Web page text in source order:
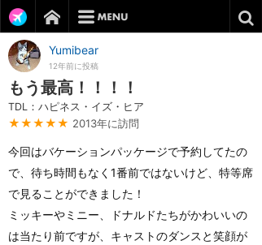
Yumibear
12年前に投稿
もう最高！！！！
TDL：ハピネス・イズ・ヒア
★★★★★ 2013年に訪問
今回はバケーションパッケージで予約してたの
で、待ち時間もなく1番前ではないけど、特等席
で見ることができました！
ミッキーやミニー、ドナルドたちがかわいいの
は当たり前ですが、キャストのダンスと笑顔が